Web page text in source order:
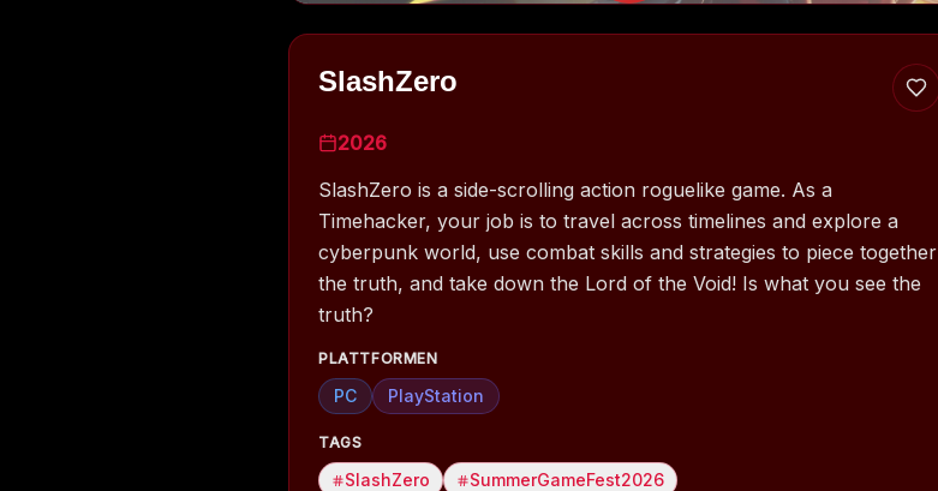
SlashZero
2026
SlashZero is a side-scrolling action roguelike game. As a
Timehacker, your job is to travel across timelines and explore a
cyberpunk world, use combat skills and strategies to piece together
the truth, and take down the Lord of the Void! Is what you see the
truth?
PLATTFORMEN
PC PlayStation
TAGS
SlashZero SummerGameFest2026